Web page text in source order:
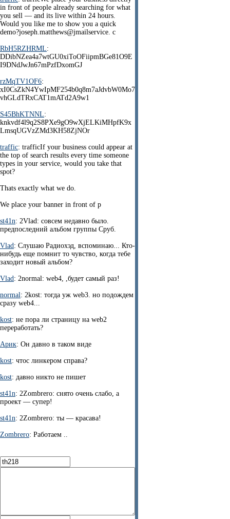
in front of people already searching for what
you sell — and its live within 24 hours.
Would you like me to show you a quick
demo?joseph.matthews@jmailservice. c
RbH5RZHRML:
DDibNZea4a7wtGU0xiToOFiipmBGe81O9E
I9DNdJwJn67mPzfDxomGJ
rzMqTV1OF6:
xI0CsZkN4YwIpMF254b0q8m7aJdvbW0Mo7
vhGLdTRxCAT1mATd2A9w1
S45BhKTNNL:
knkvdf4l9q2S8PXe9gO9wXjELKiMHpfK9x
LmsqUGVzZMd3KH58ZjNOr
traffic: trafficIf your business could appear at
the top of search results every time someone
types in your service, would you take that
spot?
Thats exactly what we do.
We place your banner in front of p
st41n: 2Vlad: совсем недавно было.
предпоследний альбом группы Сруб.
Vlad: Слушаю Радиохэд, вспоминаю... Кто-
нибудь еще помнит то чувство, когда тебе
заходит новый альбом?
Vlad: 2normal: web4, ,будет самый раз!
normal: 2kost: тогда уж web3. но подождем
сразу web4...
kost: не пора ли страницу на web2
переработать?
Арик: Он давно в таком виде
kost: чтос линкером справа?
kost: давно никто не пишет
st41n: 2Zombrero: снято очень слабо, а
проект — супер!
st41n: 2Zombrero: ты — красава!
Zombrero: Работаем ..